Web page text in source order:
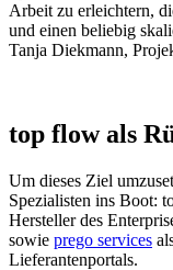
Arbeit zu erleichtern,
und einen beliebig
Tanja Diekmann,
top flow als
Um dieses Ziel
Spezialisten ins Boot:
Hersteller des
sowie prego services
Lieferantenportals.